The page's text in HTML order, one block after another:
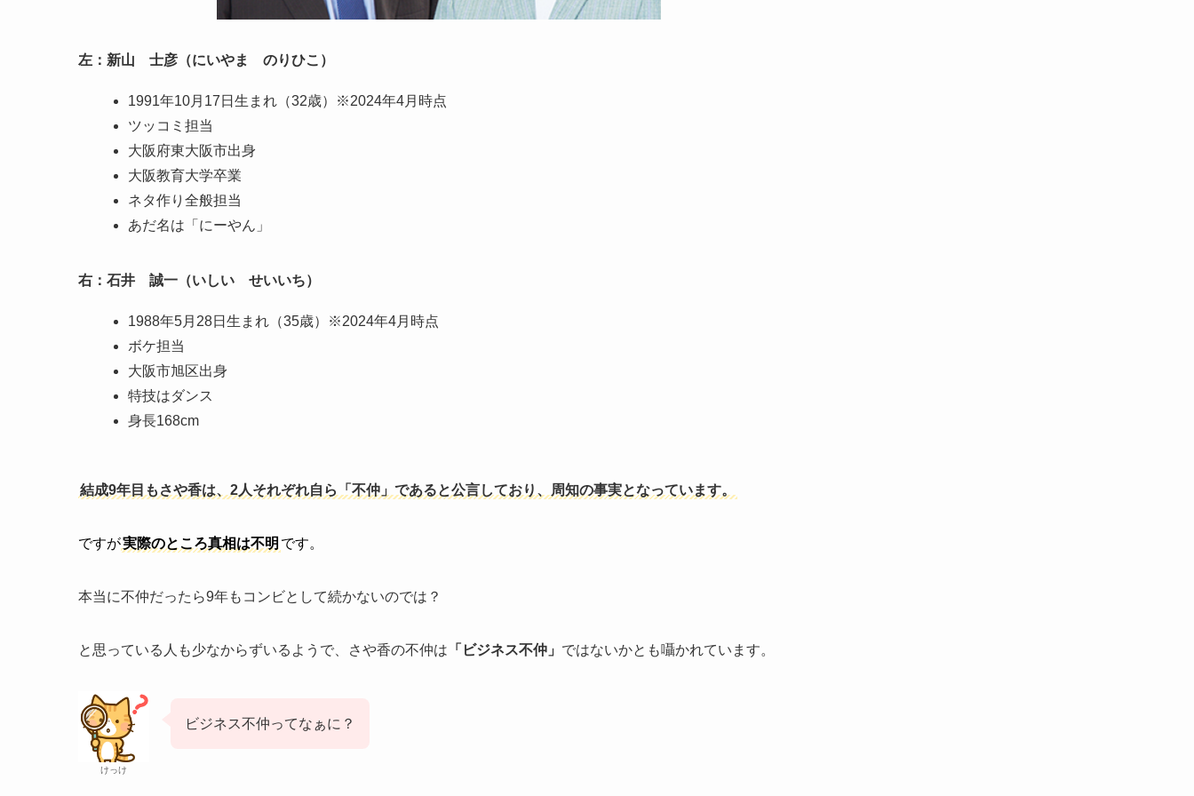
左：新山 士彦（にいやま のりひこ）
1991年10月17日生まれ（32歳）※2024年4月時点
ツッコミ担当
大阪府東大阪市出身
大阪教育大学卒業
ネタ作り全般担当
あだ名は「にーやん」
右：石井 誠一（いしい せいいち）
1988年5月28日生まれ（35歳）※2024年4月時点
ボケ担当
大阪市旭区出身
特技はダンス
身長168cm
結成9年目もさや香は、2人それぞれ自ら「不仲」であると公言しており、周知の事実となっています。
ですが実際のところ真相は不明 です。
本当に不仲だったら9年もコンビとして続かないのでは？
と思っている人も少なからずいるようで、さや香の不仲は 「ビジネス不仲」 ではないかとも囁かれています。
けっけ
ビジネス不仲ってなぁに？